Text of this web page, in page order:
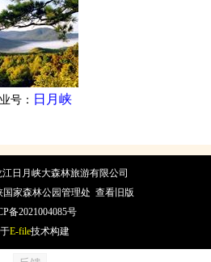
号： 日月峡
江日月峡大森林旅游有限公司
家森林公园管理处 查看旧版
备2021004085号
E-file技术构建